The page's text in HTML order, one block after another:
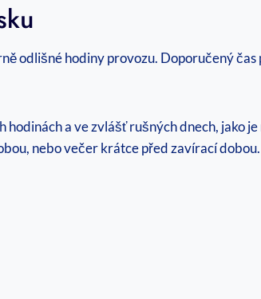
odlišné hodiny provozu. Doporučený
a ve zvlášť rušných dnech, jako
nebo večer krátce před zavírací dobou.